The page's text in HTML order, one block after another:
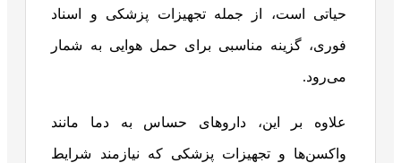
حیاتی است، از جمله تجهیزات پزشکی و اسناد
فوری، گزینه‌ مناسبی برای حمل هوایی به شمار
می‌رود.
علاوه بر این، داروهای حساس به دما مانند
واکسن‌ها و تجهیزات پزشکی که نیازمند شرایط